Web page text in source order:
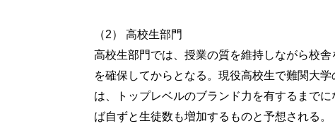
（2） 高校生部門
高校生部門では、授業の質を維持しながら校
を確保してからとなる。現役高校生で難関大
は、トップレベルのブランド力を有するまで
ば自ずと生徒数も増加するものと予想される。